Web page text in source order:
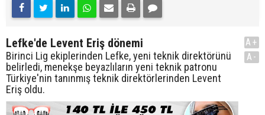
Lefke'de Levent Eriş dönemi
Birinci Lig ekiplerinden Lefke, yeni teknik direktörünü
belirledi, menekşe beyazlıların yeni teknik patronu
Türkiye'nin tanınmış teknik direktörlerinden Levent
Eriş oldu.
A+
A-